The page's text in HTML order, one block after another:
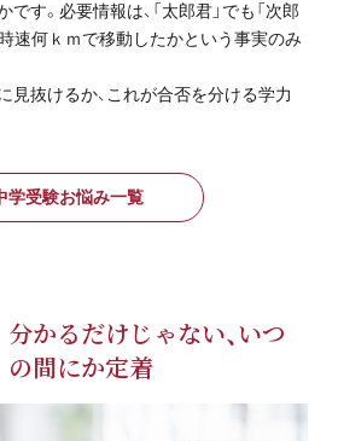
す。必要情報は、「太郎君」でも「次郎
時速何ｋｍで移動したかという事実のみ
見抜けるか、これが合否を分ける学力
学受験お悩み一覧
分かるだけじゃない、いつ
の間にか定着